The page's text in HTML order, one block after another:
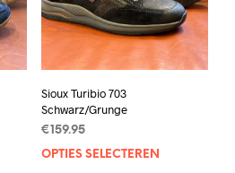
Dit
Sioux Turibio 703
Schwarz/Grunge
€ 159.95
OPTIES SELECTEREN